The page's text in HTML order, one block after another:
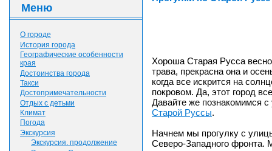
Хороша Старая Русса
трава, прекрасна она и
когда все искрится на
покровом. Да, этот город
Давайте же познакомимся
Старой Руссы.
Начнем мы прогулку с
Северо-Западного фронта.
Меню
О городе
История города
Географические особенности
края
Достоинства города
Такси
Достопримечательности
Отдых с детьми
Климат
Погода
Экскурсия
Экскурсия. продолжение